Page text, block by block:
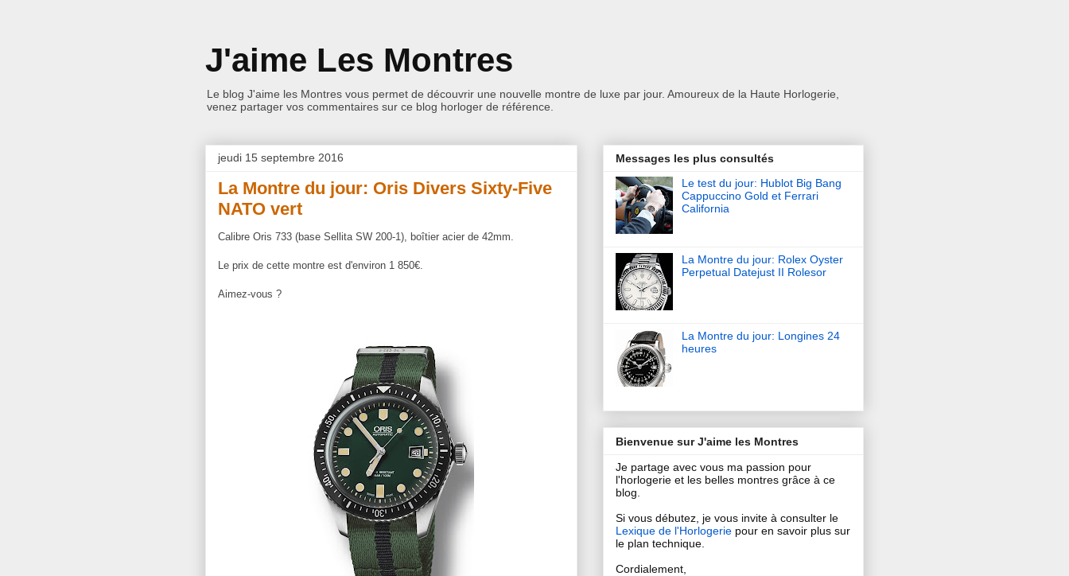
J'aime Les Montres
Le blog J'aime les Montres vous permet de découvrir une nouvelle montre de luxe par jour. Amoureux de la Haute Horlogerie,
venez partager vos commentaires sur ce blog horloger de référence.
jeudi 15 septembre 2016
La Montre du jour: Oris Divers Sixty-Five
NATO vert
Calibre Oris 733 (base Sellita SW 200-1), boîtier acier de 42mm.
Le prix de cette montre est d'environ 1 850€.
Aimez-vous ?
Messages les plus consultés
Le test du jour: Hublot Big Bang
Cappuccino Gold et Ferrari
California
La Montre du jour: Rolex Oyster
Perpetual Datejust II Rolesor
La Montre du jour: Longines 24
heures
Bienvenue sur J'aime les Montres
Je partage avec vous ma passion pour
l'horlogerie et les belles montres grâce à ce
blog.
Si vous débutez, je vous invite à consulter le
Lexique de l'Horlogerie pour en savoir plus sur
le plan technique.
Cordialement,